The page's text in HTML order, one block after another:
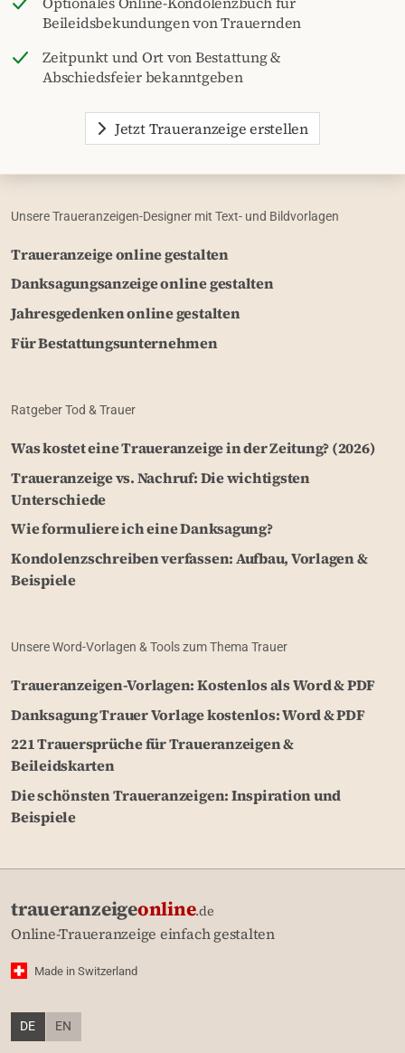
Beileidsbekundungen von Trauernden
Zeitpunkt und Ort von Bestattung &
Abschiedsfeier bekanntgeben
Jetzt Traueranzeige erstellen
Unsere Traueranzeigen-Designer mit Text- und Bildvorlagen
Traueranzeige online gestalten
Danksagungsanzeige online gestalten
Jahresgedenken online gestalten
Für Bestattungsunternehmen
Ratgeber Tod & Trauer
Was kostet eine Traueranzeige in der Zeitung? (2026)
Traueranzeige vs. Nachruf: Die wichtigsten
Unterschiede
Wie formuliere ich eine Danksagung?
Kondolenzschreiben verfassen: Aufbau, Vorlagen &
Beispiele
Unsere Word-Vorlagen & Tools zum Thema Trauer
Traueranzeigen-Vorlagen: Kostenlos als Word & PDF
Danksagung Trauer Vorlage kostenlos: Word & PDF
221 Trauersprüche für Traueranzeigen &
Beileidskarten
Die schönsten Traueranzeigen: Inspiration und
Beispiele
traueranzeigeonline.de
Online-Traueranzeige einfach gestalten
Made in Switzerland
DE EN